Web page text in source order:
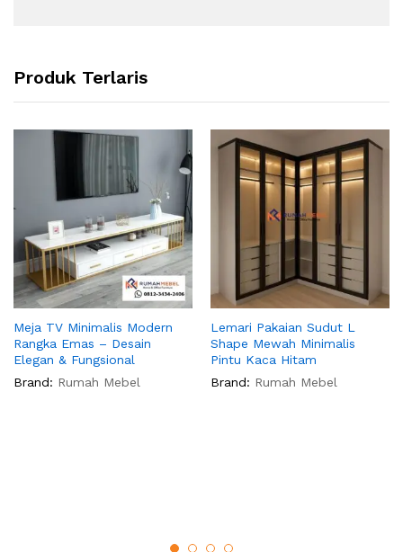
Produk Terlaris
Meja TV Minimalis Modern
Rangka Emas – Desain
Elegan & Fungsional
Brand: Rumah Mebel
Lemari Pakaian Sudut L
Shape Mewah Minimalis
Pintu Kaca Hitam
Brand: Rumah Mebel